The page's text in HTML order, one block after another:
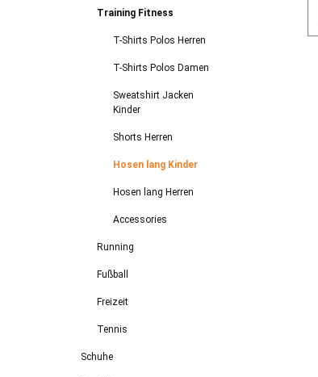
Training Fitness
T-Shirts Polos Herren
T-Shirts Polos Damen
Sweatshirt Jacken
Kinder
Shorts Herren
Hosen lang Kinder
Hosen lang Herren
Accessories
Running
Fußball
Freizeit
Tennis
Schuhe